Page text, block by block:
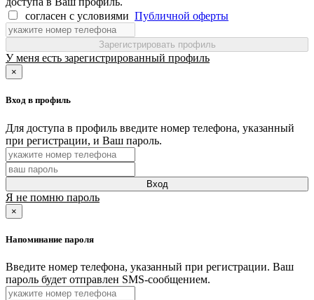
согласен с условиями Публичной оферты
Зарегистрировать профиль
У меня есть зарегистрированный профиль
×
Вход в профиль
Для доступа в профиль введите номер телефона, указанный
при регистрации, и Ваш пароль.
Вход
Я не помню пароль
×
Напоминание пароля
Введите номер телефона, указанный при регистрации. Ваш
пароль будет отправлен SMS-сообщением.